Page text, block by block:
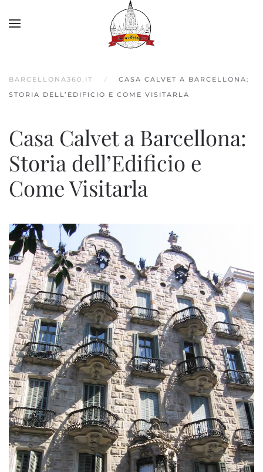
BARCELLONA360.IT
CASA CALVET A BARCELLONA:
STORIA DELL’EDIFICIO E COME VISITARLA
Casa Calvet a Barcellona:
Storia dell’Edificio e
Come Visitarla